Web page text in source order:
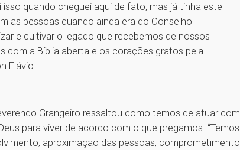
quando cheguei aqui de fato, mas já tinha este
as pessoas quando ainda era do Conselho
e cultivar o legado que recebemos de nossos
com a Bíblia aberta e os corações gratos pela
Flávio.
Grangeiro ressaltou como temos de atuar com
para viver de acordo com o que pregamos. “Temos
aproximação das pessoas, comprometimento